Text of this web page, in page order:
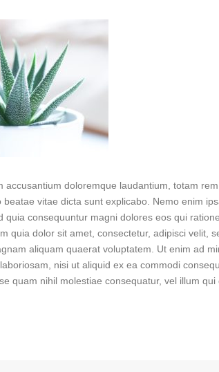
doloremque laudantium, totam rem
vitae dicta sunt explicabo. Nemo enim
consequuntur magni dolores eos qui
quia dolor sit amet, consectetur, adipisci velit,
aliquam quaerat voluptatem. Ut enim ad
nisi ut aliquid ex ea commodi
quam nihil molestiae consequatur, vel illum qui